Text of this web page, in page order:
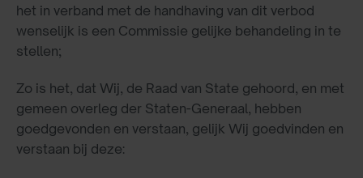
het in verband met de handhaving van dit verbod
wenselijk is een Commissie gelijke behandeling in te
stellen;
Zo is het, dat Wij, de Raad van State gehoord, en met
gemeen overleg der Staten-Generaal, hebben
goedgevonden en verstaan, gelijk Wij goedvinden en
verstaan bij deze: